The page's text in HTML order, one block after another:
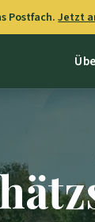
Postfach.Jetzt